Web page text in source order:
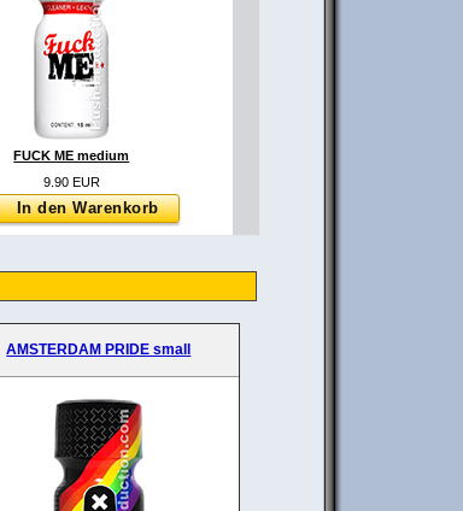
FUCK ME medium
9.90 EUR
In den Warenkorb
AMSTERDAM PRIDE small